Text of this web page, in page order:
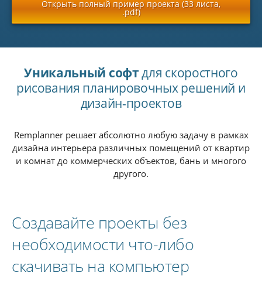
Открыть полный пример проекта (33 листа,
.pdf)
Уникальный софтдля скоростного
рисования планировочных решений и
дизайн-проектов
Remplanner решает абсолютно любую задачу в рамках
дизайна интерьера различных помещений от квартир
и комнат до коммерческих объектов, бань и многого
другого.
Создавайте проекты без
необходимости что-либо
скачивать на компьютер